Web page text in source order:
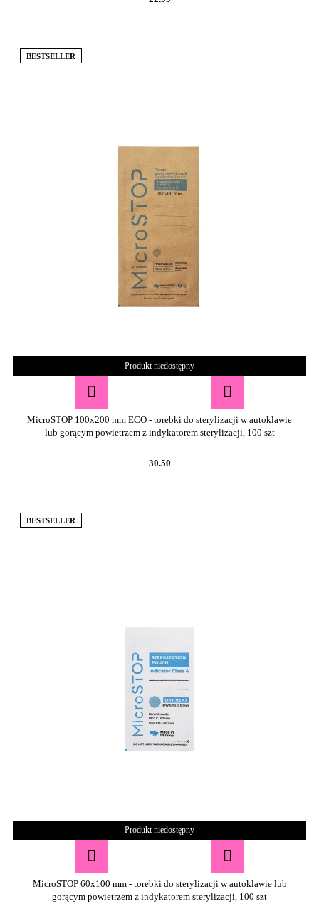
BESTSELLER
Produkt niedostępny
MicroSTOP 100x200 mm ECO - torebki do sterylizacji w autoklawie
lub gorącym powietrzem z indykatorem sterylizacji, 100 szt
30.50
BESTSELLER
Produkt niedostępny
MicroSTOP 60x100 mm - torebki do sterylizacji w autoklawie lub
gorącym powietrzem z indykatorem sterylizacji, 100 szt